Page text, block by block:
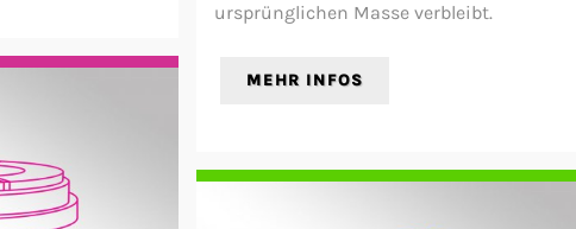
ursprünglichen Masse verbleibt.
MEHR INFOS